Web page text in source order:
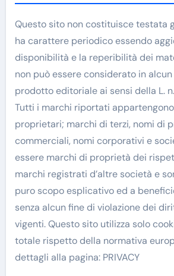
Questo sito non costituisce testata
ha carattere periodico essendo
disponibilità e la reperibilità dei
non può essere considerato in
prodotto editoriale ai sensi della L.
Tutti i marchi riportati
proprietari; marchi di terzi, nomi di
commerciali, nomi corporativi e
essere marchi di proprietà dei
marchi registrati d’altre società e
puro scopo esplicativo ed a
senza alcun fine di violazione dei
vigenti. Questo sito utilizza solo
totale rispetto della normativa
dettagli alla pagina: PRIVACY